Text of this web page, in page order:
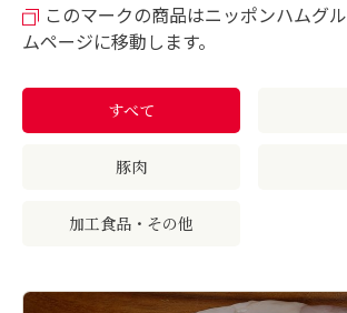
事業案内
取扱い商品
会社案内
このマークの商品はニッポンハムグ
ムページに移動します。
すべて
豚肉
加工食品・その他